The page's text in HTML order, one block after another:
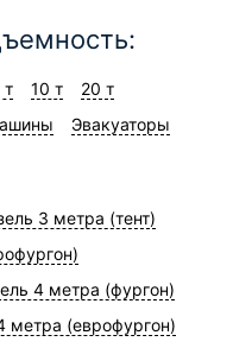
т 10 т
20 т
Эвакуаторы
3 метра (тент)
4 метра (фургон)
метра (еврофургон)